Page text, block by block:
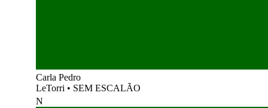
Carla Pedro
LeTorri • SEM ESCALÃO
N